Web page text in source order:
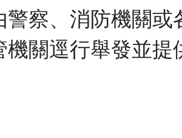
警察、消防機關或
機關逕行舉發並提